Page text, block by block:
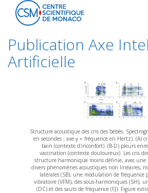
Publication Axe
Artificielle
Structure acoustique des cris des bébés.
en secondes ; axe y = fréquence en Hertz). (A)
bain (contexte d'inconfort). (B-D) pleurs
vaccination (contexte douloureux). Les cris
structure harmonique moins définie, avec une
divers phénomènes acoustiques non linéaires,
latérales (SB), une modulation de fréquence
vibratoire (VFM), des sous-harmoniques (SH),
(DC) et des sauts de fréquence (FJ). Figure